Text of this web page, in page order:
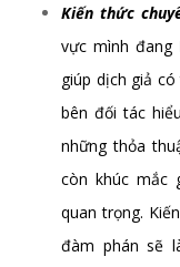
Kiến thức
vực mình đang
giúp dịch giả
bên đối tác
những thỏa
còn khúc mắc
quan trọng.
đàm phán sẽ